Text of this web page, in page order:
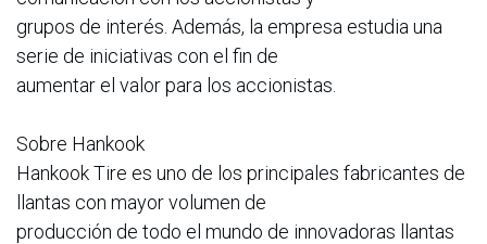
grupos de interés. Además, la empresa estudia una
serie de iniciativas con el fin de
aumentar el valor para los accionistas.
Sobre Hankook
Hankook Tire es uno de los principales fabricantes de
llantas con mayor volumen de
producción de todo el mundo de innovadoras llantas